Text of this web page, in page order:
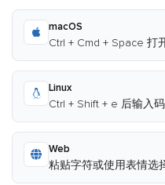
macOS
Ctrl + Cmd + Space 打
Linux
Ctrl + Shift + e 后输入
Web
粘贴字符或使用表情选